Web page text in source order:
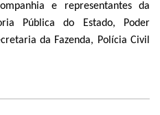
e representantes da
Pública do Estado, Poder
da Fazenda, Polícia Civil